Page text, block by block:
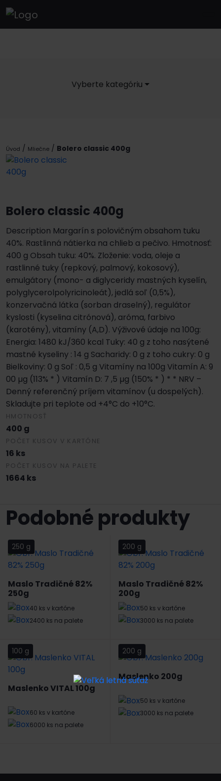
Vyberte kategóriu
Úvod / Mliečne / Bolero classic 400g
Bolero classic 400g
Description Margarín s polovičným obsahom tuku
40%. Rastlinná nátierka na chlieb a pečivo. Hmotnosť:
400 g Obsah tuku: 40%. Zloženie: voda, oleje a
rastlinné tuky (repkový, palmový, kokosový),
emulgátory (mono- a diglyceridy mastných kyselín,
polyglycerolpolyricinoleát), jedlá soľ (0,5%),
konzervačná látka (sorban draselný), regulátor
kyslosti (kyselina citrónová), aróma, farbivo
(karotény), vitamíny (A,D). Výživové údaje na 100g:
Energia: 1480 kJ/360 kcal Tuky: 40 g z toho nasýtené
mastné kyseliny : 14 g Sacharidy: 0 g z toho cukry: 0 g
Bielkoviny: 0 g Soľ : 0,5 g Vitamíny na 100g Vitamín A: 9
00 µg (113% * ) Vitamín D: 7 ,5 µg (150% * ) * * NRV –
Denný referenčný príjem vitamínov (u dospelých).
Skladujte pri teplote od +4°C do +10°C.
HMOTNOSŤ
400 g
POČET KUSOV V KARTÓNE
16 ks
POČET KUSOV NA PALETE
1664 ks
Podobné produkty
250 g
Maslo Tradičné 82%
250g
40 ks v kartóne
2400 ks na palete
200 g
Maslo Tradičné 82%
200g
50 ks v kartóne
3000 ks na palete
100 g
Maslenko VITAL 100g
60 ks v kartóne
6000 ks na palete
200 g
Maslenko 200g
50 ks v kartóne
3000 ks na palete